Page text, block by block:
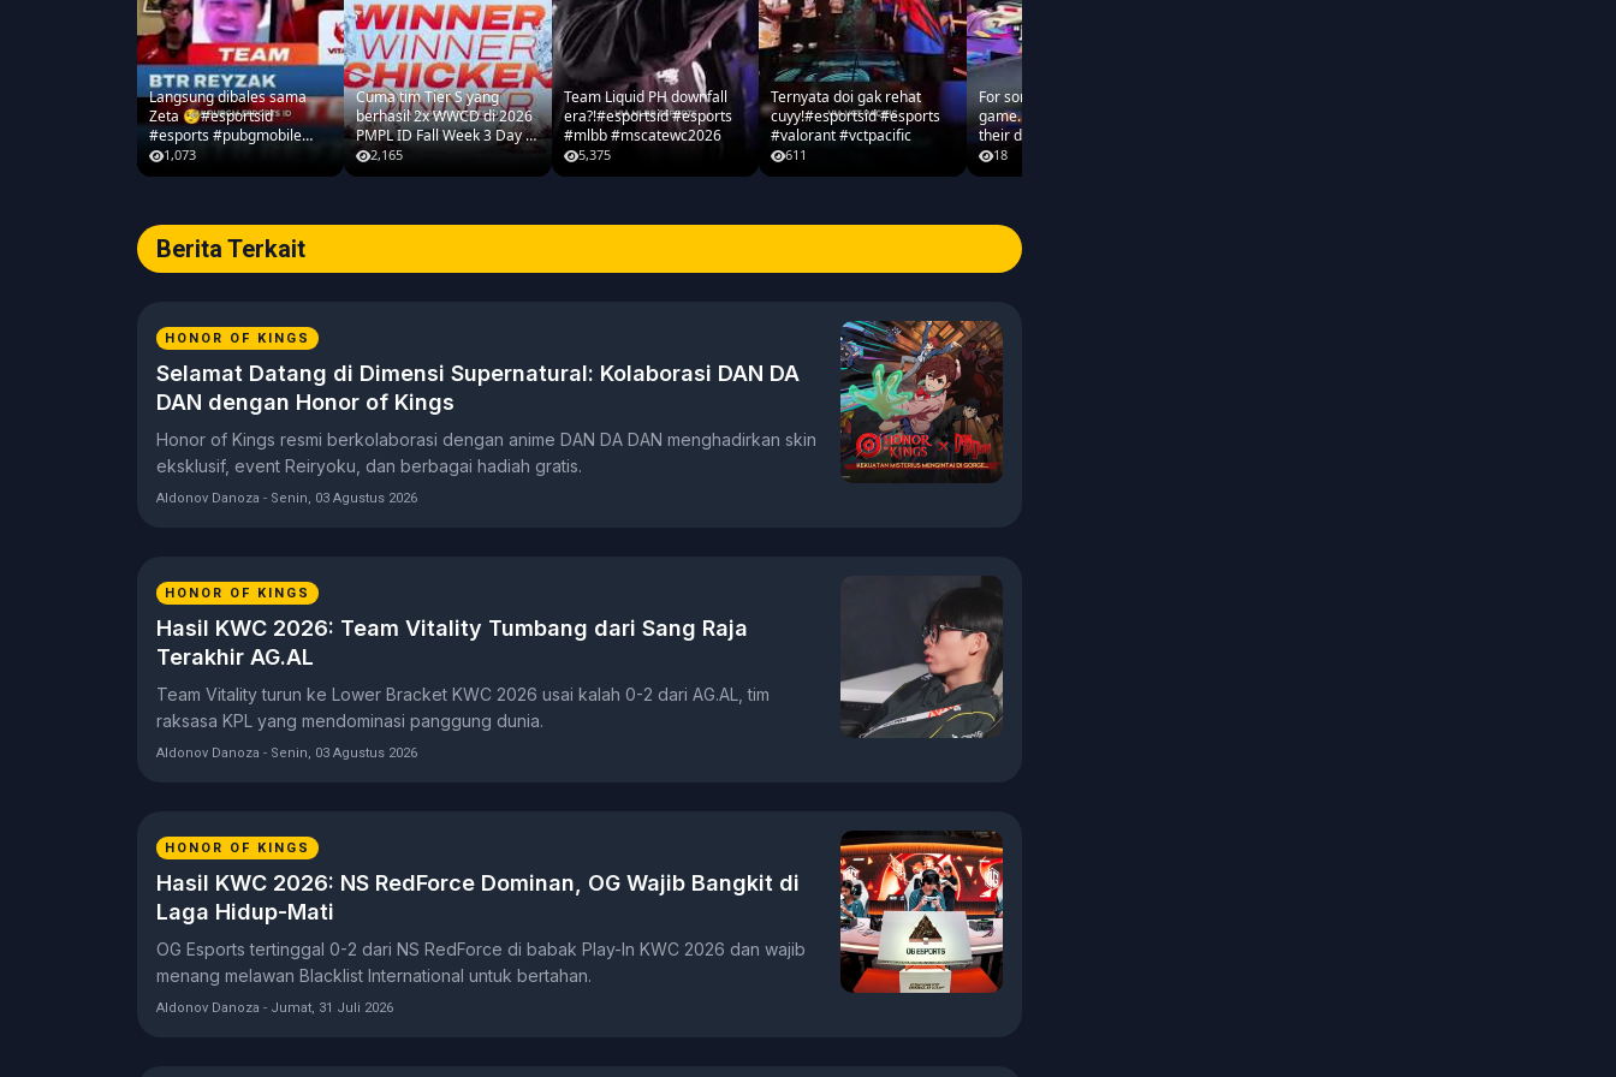
Langsung dibales sama
Zeta 🧐#esportsid
#esports #pubgmobile
#2026pmplidfall
1,073
Cuma tim Tier S yang
berhasil 2x WWCD di 2026
PMPL ID Fall Week 3 Day 1
#pubgmobile
#2026pmplidfall
2,165
Team Liquid PH downfall
era?!#esportsid #esports
#mlbb #mscatewc2026
5,375
Ternyata doi gak rehat
cuyy!#esportsid #esports
#valorant #vctpacific
611
For some people, it is just a
game. But for others, it's
their dream. #freefire
#ffns2026fall
18
Berita Terkait
HONOR OF KINGS
Selamat Datang di Dimensi Supernatural: Kolaborasi DAN DA
DAN dengan Honor of Kings
Honor of Kings resmi berkolaborasi dengan anime DAN DA DAN menghadirkan skin
eksklusif, event Reiryoku, dan berbagai hadiah gratis.
Aldonov Danoza - Senin, 03 Agustus 2026
HONOR OF KINGS
Hasil KWC 2026: Team Vitality Tumbang dari Sang Raja
Terakhir AG.AL
Team Vitality turun ke Lower Bracket KWC 2026 usai kalah 0-2 dari AG.AL, tim
raksasa KPL yang mendominasi panggung dunia.
Aldonov Danoza - Senin, 03 Agustus 2026
HONOR OF KINGS
Hasil KWC 2026: NS RedForce Dominan, OG Wajib Bangkit di
Laga Hidup-Mati
OG Esports tertinggal 0-2 dari NS RedForce di babak Play-In KWC 2026 dan wajib
menang melawan Blacklist International untuk bertahan.
Aldonov Danoza - Jumat, 31 Juli 2026